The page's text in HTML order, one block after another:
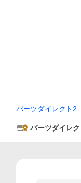
パーツダイレクト2
パーツダイレ